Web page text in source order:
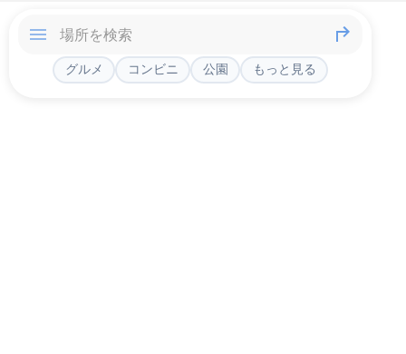
グルメ コンビニ 公園 もっと見る